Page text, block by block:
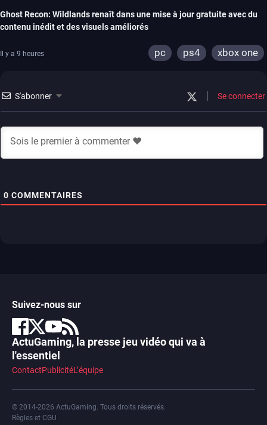
Ghost Recon: Wildlands renaît dans une mise à jour gratuite avec du
contenu inédit et des visuels améliorés
Il y a 9 heures pc ps4 xbox one
S'abonner Se connecter
0 COMMENTAIRES
Suivez-nous sur
ActuGaming, la presse jeu vidéo qui va à
l'essentiel
ContactPublicitéL’équipe
© 2014-2026 ActuGaming. Tous droits réservés.
Règles et CGU